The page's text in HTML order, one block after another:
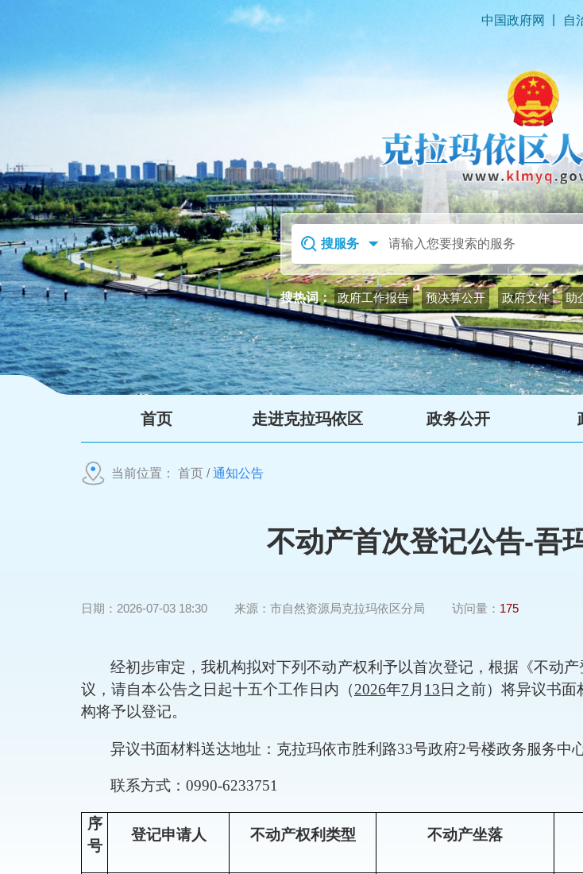
中国政府网 自
搜热词： 政府工作报告 预决算公开 政府文件 助
首页 走进克拉玛依区 政务公开
走进克拉玛依区 政
当前位置： 首页 /通知公告
不动产首次登记公告-吾
日期： 2026-07-03 18:30 来源： 市自然资源局克拉玛依区分局 访问量： 175
经初步审定，我机构拟对下列不动产权利予以首次登记， 根据《不动
议，请自本公告之日起十五个工作日内（2026年7 月 13 日 之前）将异议书
构将予以登记。
异议书面材料送达地址： 克拉玛依市胜利路33号政府2号楼政务服务中
联系方式：0990-6233751
序
号
登记申请人 不动产权利类型 不动产坐落